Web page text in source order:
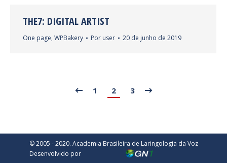
THE7: DIGITAL ARTIST
One page, WPBakery Por user 20 de junho de 2019
1 2 3
© 2005 - 2020. Academia Brasileira de Laringologia da Voz
Desenvolvido por